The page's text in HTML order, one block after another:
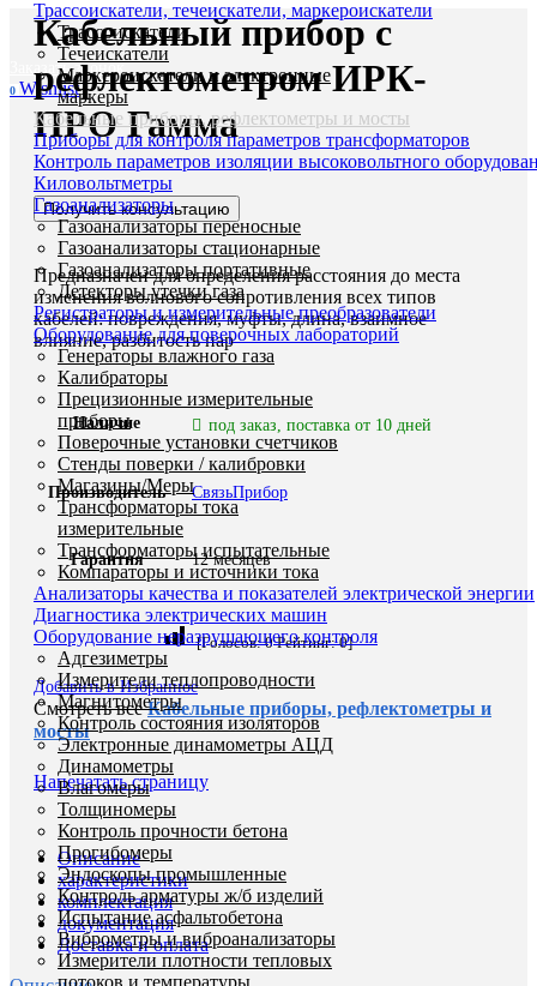
Заказать звонок
0 Wishlist
Трассоискатели, течеискатели, маркероискатели
Трассоискатели
Течеискатели
Маркероискатели и электронные
маркеры
Кабельные приборы, рефлектометры и мосты
Приборы для контроля параметров трансформаторов
Контроль параметров изоляции высоковольтного
Киловольтметры
Газоанализаторы
Газоанализаторы переносные
Газоанализаторы стационарные
Газоанализаторы портативные
Детекторы утечки газа
Регистраторы и измерительные преобразователи
Оборудование для поверочных лабораторий
Генераторы влажного газа
Калибраторы
Прецизионные измерительные
приборы
Поверочные установки счетчиков
Стенды поверки / калибровки
Магазины/Меры
Трансформаторы тока
измерительные
Трансформаторы испытательные
Компараторы и источники тока
Анализаторы качества и показателей электрической энергии
Диагностика электрических машин
Оборудование неразрушающего контроля
Адгезиметры
Измерители теплопроводности
Магнитометры
Контроль состояния изоляторов
Электронные динамометры АЦД
Динамометры
Влагомеры
Толщиномеры
Контроль прочности бетона
Прогибомеры
Эндоскопы промышленные
Контроль арматуры ж/б изделий
Испытание асфальтобетона
Виброметры и виброанализаторы
Измерители плотности тепловых
потоков и температуры
Кабельный прибор с
рефлектометром ИРК-
ПРО Гамма
Получить консультацию
Предназначен для определения расстояния до места
изменения волнового сопротивления всех типов
кабелей: повреждения, муфты, длина, взаимное
влияние, разбитость пар
Наличие под заказ, поставка от 10 дней
Производитель СвязьПрибор
Гарантия 12 месяцев
[Голосов:0Рейтинг:0]
Добавить в Избранное
Смотреть всеКабельные приборы, рефлектометры и
мосты
Напечатать страницу
Описание
характеристики
комплектация
документация
Доставка и оплата